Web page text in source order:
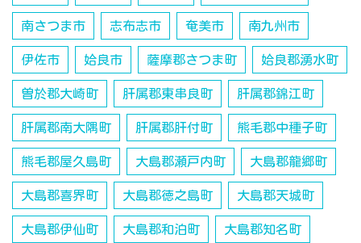
南さつま市 志布志市 奄美市 南九州市
伊佐市 姶良市 薩摩郡さつま町 姶良郡湧水町
曽於郡大崎町 肝属郡東串良町 肝属郡錦江町
肝属郡南大隅町 肝属郡肝付町 熊毛郡中種子町
熊毛郡屋久島町 大島郡瀬戸内町 大島郡龍郷町
大島郡喜界町 大島郡徳之島町 大島郡天城町
大島郡伊仙町 大島郡和泊町 大島郡知名町